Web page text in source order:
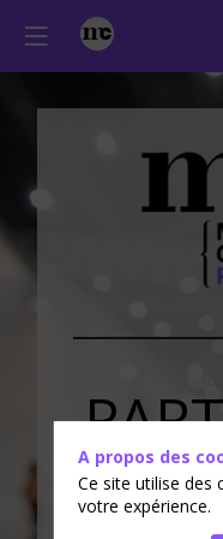
&
A propos des
Ce site utilise des
votre expérience.